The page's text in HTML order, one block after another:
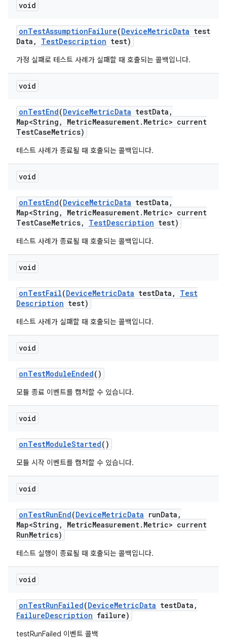
void
onTestAssumptionFailure(DeviceMetricData test
Data , TestDescription test)
가정 실패로 테스트 사례가 실패할 때 호출되는 콜백입니다.
void
onTestEnd(DeviceMetricData testData ,
Map<String , MetricMeasurement. Metric> current
TestCaseMetrics)
테스트 사례가 종료될 때 호출되는 콜백입니다.
void
onTestEnd(DeviceMetricData testData ,
Map<String , MetricMeasurement. Metric> current
TestCaseMetrics, TestDescription test)
테스트 사례가 종료될 때 호출되는 콜백입니다.
void
onTestFail(DeviceMetricData testData ,
Test
Description test)
테스트 사례가 실패할 때 호출되는 콜백입니다.
void
onTestModuleEnded()
모듈 종료 이벤트를 캡처할 수 있습니다.
void
onTestModuleStarted()
모듈 시작 이벤트를 캡처할 수 있습니다.
void
onTestRunEnd(DeviceMetricData runData ,
Map<String , MetricMeasurement. Metric> current
RunMetrics)
테스트 실행이 종료될 때 호출되는 콜백입니다.
void
onTestRunFailed(DeviceMetricData testData ,
FailureDescription failure)
testRunFailed 이벤트 콜백